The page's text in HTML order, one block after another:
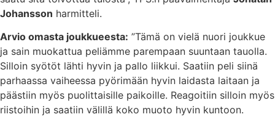
Johansson harmitteli.
Arvio omasta joukkueesta: ”Tämä on vielä nuori joukkue
ja sain muokattua peliämme parempaan suuntaan tauolla.
Silloin syötöt lähti hyvin ja pallo liikkui. Saatiin peli siinä
parhaassa vaiheessa pyörimään hyvin laidasta laitaan ja
päästiin myös puolittaisille paikoille. Reagoitiin silloin myös
riistoihin ja saatiin välillä koko muoto hyvin kuntoon.